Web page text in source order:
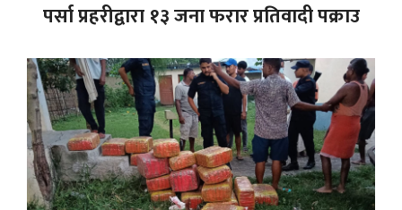
पर्सा प्रहरीद्वारा १३ जना फरार प्रतिवादी पक्राउ